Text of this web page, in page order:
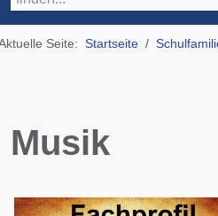
Seite: Startseite
Musik